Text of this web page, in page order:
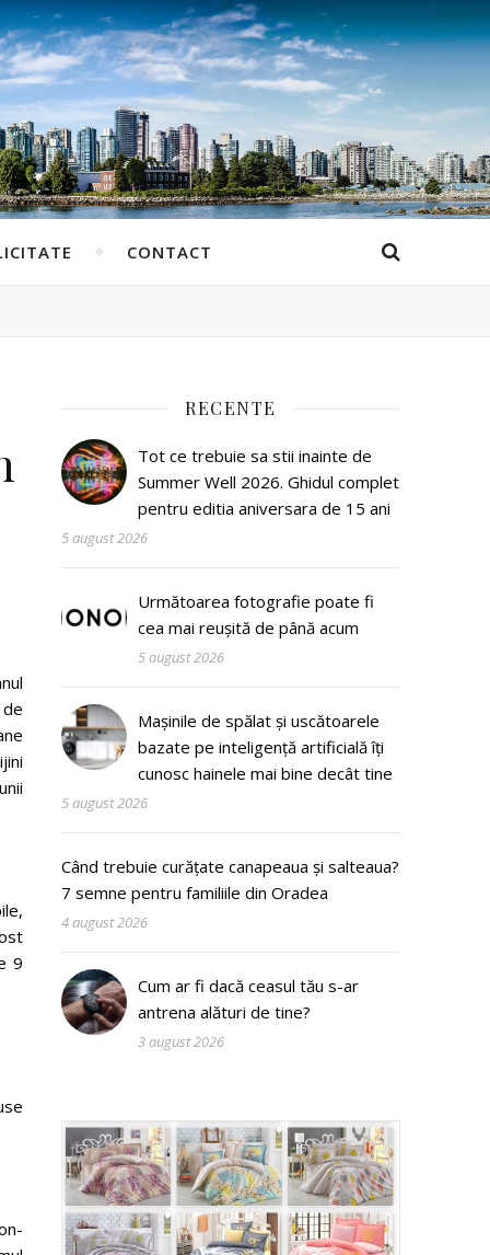
CONTACT
9
RECENTE
Tot ce trebuie sa stii inainte de
Summer Well 2026. Ghidul complet
pentru editia aniversara de 15 ani
5 august 2026
Următoarea fotografie poate fi
cea mai reușită de până acum
5 august 2026
Mașinile de spălat și uscătoarele
bazate pe inteligență artificială îți
cunosc hainele mai bine decât tine
5 august 2026
Când trebuie curățate canapeaua și salteaua?
7 semne pentru familiile din Oradea
4 august 2026
Cum ar fi dacă ceasul tău s-ar
antrena alături de tine?
3 august 2026